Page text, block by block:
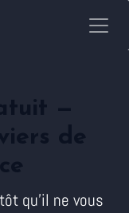
qu'il ne vous